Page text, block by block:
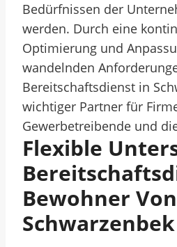
Bedürfnissen der
werden. Durch eine
Optimierung und
wandelnden
Bereitschaftsdienst in
wichtiger Partner für
Gewerbetreibende und
Flexible
Bewohner Von
Schwarzenbek